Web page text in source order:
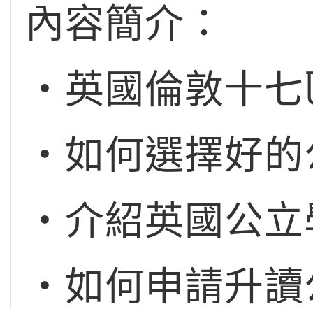
內容簡介：
‧英國倫敦十
‧如何選擇好
‧介紹英國公
‧如何申請升